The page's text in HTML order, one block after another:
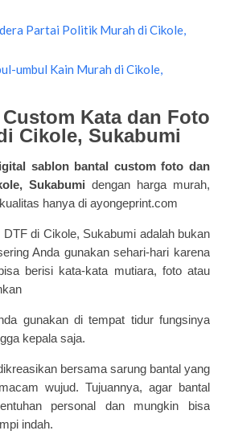
Partai Politik Murah di Cikole,
umbul Kain Murah di Cikole,
Kata dan Foto
Cikole, Sukabumi
sablon bantal custom foto dan
Sukabumi dengan harga murah,
hanya di ayongeprint.com
di Cikole, Sukabumi adalah bukan
Anda gunakan sehari-hari karena
berisi kata-kata mutiara, foto atau
gunakan di tempat tidur fungsinya
kepala saja.
bersama sarung bantal yang
wujud. Tujuannya, agar bantal
personal dan mungkin bisa
indah.